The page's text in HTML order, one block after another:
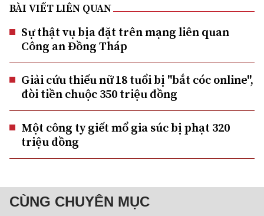
BÀI VIẾT LIÊN QUAN
Sự thật vụ bịa đặt trên mạng liên quan
Công an Đồng Tháp
Giải cứu thiếu nữ 18 tuổi bị "bắt cóc online",
đòi tiền chuộc 350 triệu đồng
Một công ty giết mổ gia súc bị phạt 320
triệu đồng
CÙNG CHUYÊN MỤC